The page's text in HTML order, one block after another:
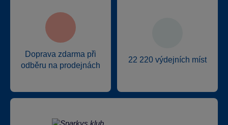
Doprava zdarma při
odběru na prodejnách
22 220 výdejních míst